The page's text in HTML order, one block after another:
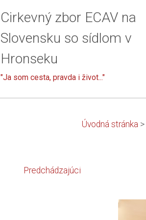
Cirkevný zbor ECAV na
Slovensku so sídlom v
Hronseku
"Ja som cesta, pravda i život..."
Úvodná stránka >
Predchádzajúci